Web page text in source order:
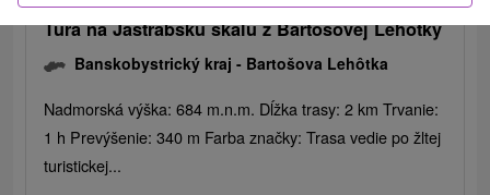
Túra na Jastrabskú skalu z Bartošovej Lehôtky
Banskobystrický kraj - Bartošova Lehôtka
Nadmorská výška: 684 m.n.m. Dĺžka trasy: 2 km Trvanie:
1 h Prevýšenie: 340 m Farba značky: Trasa vedie po žltej
turistickej...